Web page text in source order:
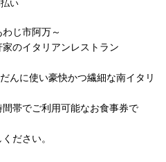
い
じ市阿万～
のイタリアンレストラン
んに使い豪快かつ繊細な南イタリ
帯でご利用可能なお食事券で
ださい。